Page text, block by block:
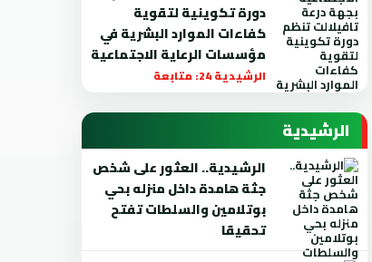
دورة تكوينية لتقوية
كفاءات الموارد البشرية في
مؤسسات الرعاية الاجتماعية
الرشيدية 24: متابعة
الرشيدية
الرشيدية.. العثور على شخص
جثة هامدة داخل منزله بحي
بوتلامين والسلطات تفتح
تحقيقا